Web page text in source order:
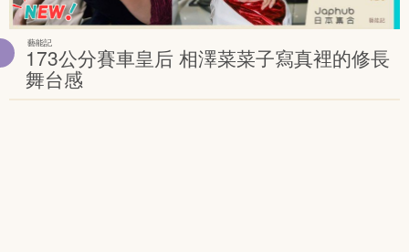
藝能記
173公分賽車皇后 相澤菜菜子寫真裡的修長
舞台感